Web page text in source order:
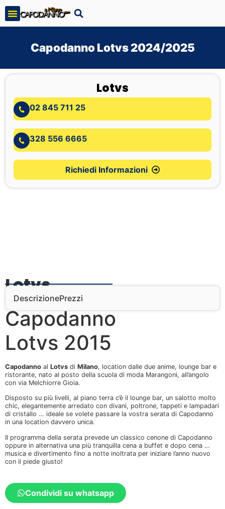
Capodanno Lotvs 2024/2025
Lotvs
DescrizionePrezzi
Capodanno
Lotvs 2015
Capodanno al Lotvs di Milano, location dalle due anime, lounge bar e
ristorante, nato al posto della scuola di moda Marangoni, all’angolo
con via Melchiorre Gioia.
Disposto su più livelli, al piano terra c’è il lounge bar, un salotto molto
chic, elegantemente arredato con divani, poltrone, tappeti e lampadari
di cristallo … ideale se volete passare la vostra serata di Capodanno
in una location davvero unica.
Il programma della serata prevede un classico cenone di Capodanno
oppure in alternativa una più tranquilla cena a buffet e dopo cena …
musica e divertimento fino a notte inoltrata per iniziare l’anno nuovo
con il piede giusto!
Condividi su whatsapp
Lotvs
02 845 711 25
328 556 6665
Richiedi Informazioni